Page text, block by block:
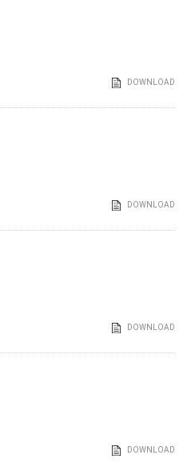
DOWNLOAD
DOWNLOAD
DOWNLOAD
DOWNLOAD